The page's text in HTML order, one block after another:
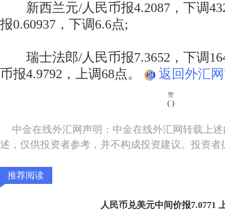
新西兰元/人民币报4.2087，下调
报0.60937，下调6.6点;
瑞士法郎/人民币报7.3652，下调
币报4.9792，上调68点。
返回外汇
赞
( )
中金在线外汇网声明：中金在线外汇网转载上
述，仅供投资者参考，并不构成投资建议。投资
推荐阅读
人民币兑美元中间价报7.0771